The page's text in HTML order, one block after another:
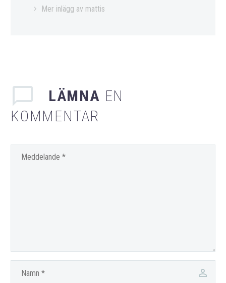
Mer inlägg av mattis
LÄMNA EN
KOMMENTAR